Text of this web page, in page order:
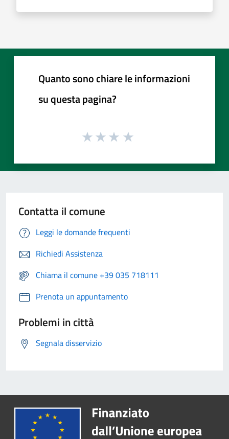
Quanto sono chiare le informazioni
su questa pagina?
Contatta il comune
Leggi le domande frequenti
Richiedi Assistenza
Chiama il comune +39 035 718111
Prenota un appuntamento
Problemi in città
Segnala disservizio